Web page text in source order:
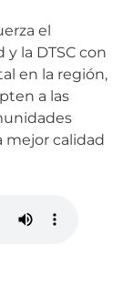
el
la DTSC con
en la región,
a las
mejor calidad